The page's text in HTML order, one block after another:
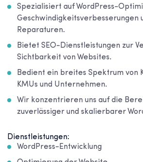
Spezialisiert auf WordPress-
Geschwindigkeitsverbesserungen
Reparaturen.
Bietet SEO-Dienstleistungen zur
Sichtbarkeit von Websites.
Bedient ein breites Spektrum von
KMUs und Unternehmen.
Wir konzentrieren uns auf die
zuverlässiger und skalierbarer
Dienstleistungen:
WordPress-Entwicklung